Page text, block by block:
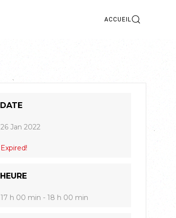
ACCUEIL
DATE
26 Jan 2022
Expired!
HEURE
17 h 00 min - 18 h 00 min